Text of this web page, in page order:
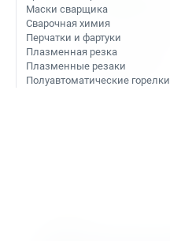
Маски сварщика
Сварочная химия
Перчатки и фартуки
Плазменная резка
Плазменные резаки
Полуавтоматические горелки